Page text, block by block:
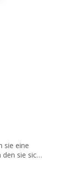
sie eine
sie sich
wird. Es